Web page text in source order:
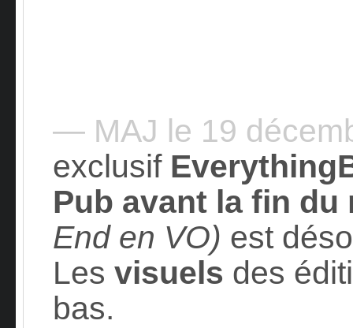
— MAJ le 19
exclusif
Pub avant la fin du
End en VO) est
Lesvisuels des
bas.